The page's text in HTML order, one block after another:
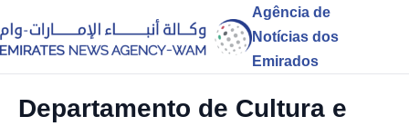
Agência de
Notícias dos
Emirados
Departamento de Cultura e